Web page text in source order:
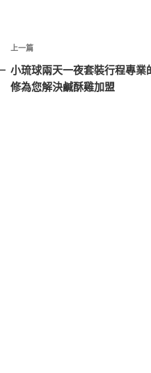
文
章
導
上
一
篇
上一篇
小琉球兩天一夜套裝行程專業
修為您解決鹹酥雞加盟